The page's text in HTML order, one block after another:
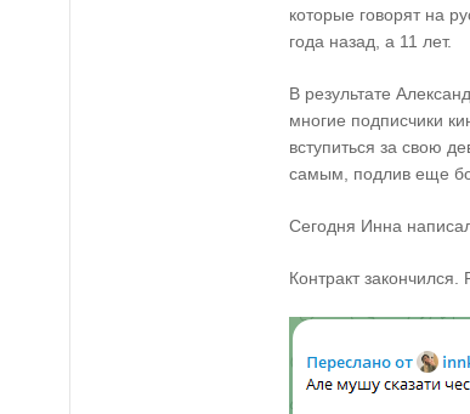
которые говорят на
года назад, а 11 лет.
В результате
многие подписчики
вступиться за свою
самым, подлив еще
Сегодня Инна
Контракт закончился.